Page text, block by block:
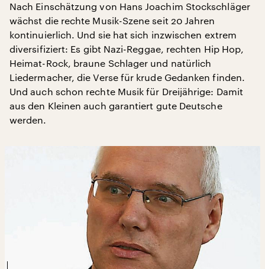
Nach Einschätzung von Hans Joachim Stockschläger
wächst die rechte Musik-Szene seit 20 Jahren
kontinuierlich. Und sie hat sich inzwischen extrem
diversifiziert: Es gibt Nazi-Reggae, rechten Hip Hop,
Heimat-Rock, braune Schlager und natürlich
Liedermacher, die Verse für krude Gedanken finden.
Und auch schon rechte Musik für Dreijährige: Damit
aus den Kleinen auch garantiert gute Deutsche
werden.